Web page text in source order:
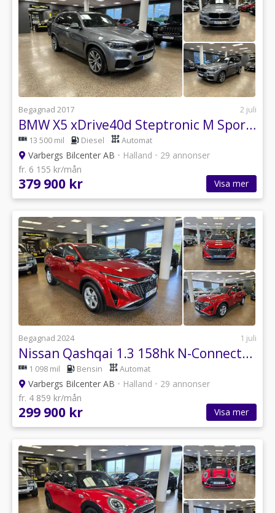
Begagnad 2017 2 juli
BMW X5 xDrive40d Steptronic M Sport / HUD / 360 / SE UTR
13 500 mil Diesel Automat
Varbergs Bilcenter AB • Halland • 29 annonser
fr. 6 155 kr/mån
379 900 kr Visa mer
Begagnad 2024 1 juli
Nissan Qashqai 1.3 158hk N-Connecta | Facelift | 360 kamera | Moms
1 098 mil Bensin Automat
Varbergs Bilcenter AB • Halland • 29 annonser
fr. 4 859 kr/mån
299 900 kr Visa mer